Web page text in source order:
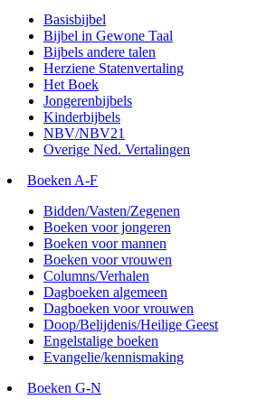
Basisbijbel
Bijbel in Gewone Taal
Bijbels andere talen
Herziene Statenvertaling
Het Boek
Jongerenbijbels
Kinderbijbels
NBV/NBV21
Overige Ned. Vertalingen
Boeken A-F
Bidden/Vasten/Zegenen
Boeken voor jongeren
Boeken voor mannen
Boeken voor vrouwen
Columns/Verhalen
Dagboeken algemeen
Dagboeken voor vrouwen
Doop/Belijdenis/Heilige Geest
Engelstalige boeken
Evangelie/kennismaking
Boeken G-N